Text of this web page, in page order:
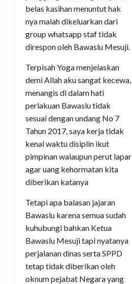
belas kasihan menuntut hak
nya malah dikeluarkan dari
group whatsapp staf tidak
direspon oleh Bawaslu Mesuji.
Terpisah Yoga menjelaskan
demi Allah aku sangat kecewa,
menangis di dalam hati
perlakuan Bawaslu tidak
sesuai dengan undang No 7
Tahun 2017, saya kerja tidak
kenal waktu disiplin ikut
pimpinan walaupun perut lapar
agar uang kehormatan kita
diberikan katanya
Tetapi apa balasan jajaran
Bawaslu karena semua sudah
kuhubungi bahkan Ketua
Bawaslu Mesuji tapi nyatanya
perjalanan dinas serta SPPD
tetap tidak diberikan oleh
oknum pejabat Negara yang